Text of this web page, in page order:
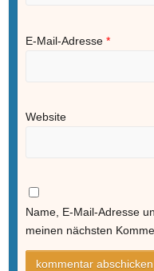
E-Mail-Adresse *
Website
Name, E-Mail-Adresse
meinen nächsten